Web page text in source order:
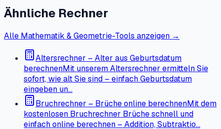
Ähnliche Rechner
Alle Mathematik & Geometrie-Tools anzeigen →
Altersrechner – Alter aus Geburtsdatum
berechnenMit unserem Altersrechner ermitteln Sie
sofort, wie alt Sie sind – einfach Geburtsdatum
eingeben un…
Bruchrechner – Brüche online berechnenMit dem
kostenlosen Bruchrechner Brüche schnell und
einfach online berechnen – Addition, Subtraktio…